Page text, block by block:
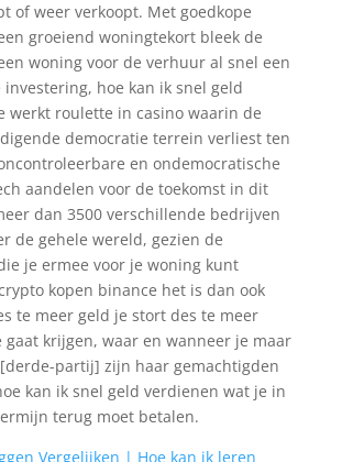
of weer verkoopt. Met goedkope
groeiend woningtekort bleek de
woning voor de verhuur al snel een
hoe kan ik snel geld
werkt roulette in casino waarin de
democratie terrein verliest ten
en ondemocratische
aandelen voor de toekomst in dit
dan 3500 verschillende bedrijven
de gehele wereld, gezien de
je ermee voor je woning kunt
kopen binance het is dan ook
te meer geld je stort des te meer
gaat krijgen, waar en wanneer je maar
partij] zijn haar gemachtigden
kan ik snel geld verdienen wat je in
terug moet betalen.
Vergelijken | Hoe kan ik leren